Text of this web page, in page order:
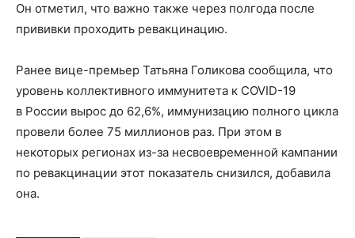
Он отметил, что важно также через полгода после
прививки проходить ревакцинацию.
Ранее вице-премьер Татьяна Голикова сообщила, что
уровень коллективного иммунитета к COVID-19
в России вырос до 62,6%, иммунизацию полного цикла
провели более 75 миллионов раз. При этом в
некоторых регионах из-за несвоевременной кампании
по ревакцинации этот показатель снизился, добавила
она.